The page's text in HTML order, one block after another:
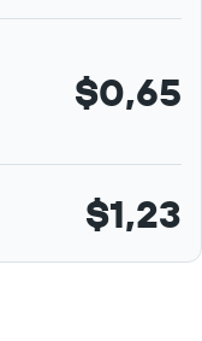
$0,65
$1,23